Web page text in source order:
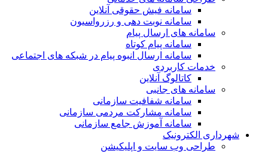
سامانه فیش حقوقی آنلاین
سامانه نوبت دهی و رزرواسیون
سامانه های ارسال پیام
سامانه پیام کوتاه
سامانه ارسال انبوه پیام در شبکه های اجتماعی
خدمات کاربردی
کاتالوگ آنلاین
سامانه های جانبی
سامانه شفافیت سازمانی
سامانه مشارکت مردمی سازمانی
سامانه آموزش جامع سازمانی
شهرداری الکترونیک
طراحی وب سایت و اپلیکیشن